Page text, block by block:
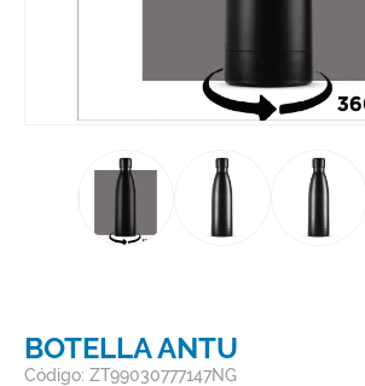
BOTELLA ANTU
Código: ZT99030777147NG